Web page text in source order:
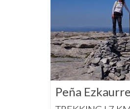
Peña Ezkaurre